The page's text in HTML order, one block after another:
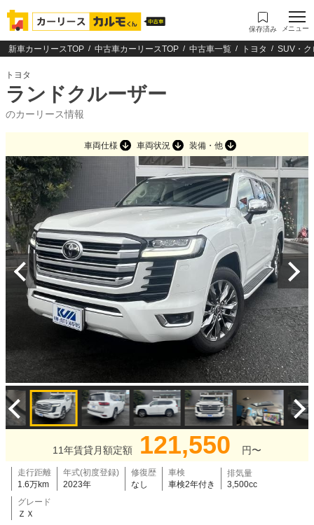
保存済み メニュー
新車カーリースTOP 中古車カーリースTOP 中古車一覧 トヨタ SUV・ク
トヨタ
ランドクルーザー
のカーリース情報
車両仕様 車両状況 装備・他
11年賃貸月額定額 121,550 円〜
走行距離
1.6万km
年式(初度登録)
2023年
修復歴
なし
車検
車検2年付き
排気量
3,500cc
グレード
ＺＸ